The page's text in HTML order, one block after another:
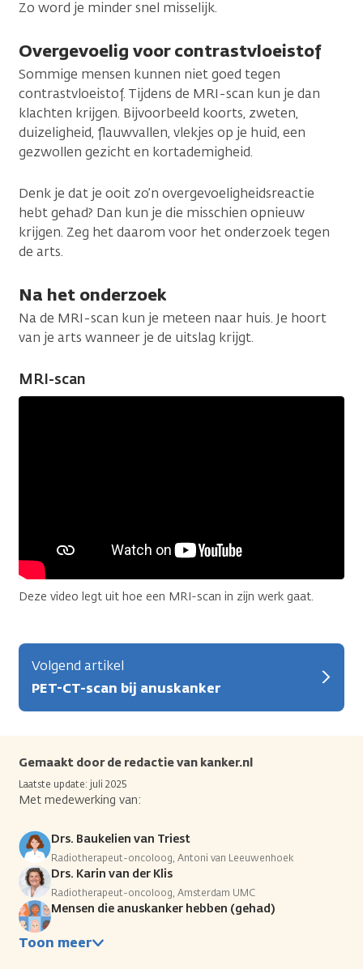
Zo word je minder snel misselijk.
Overgevoelig voor contrastvloeistof
Sommige mensen kunnen niet goed tegen
contrastvloeistof. Tijdens de MRI-scan kun je dan
klachten krijgen. Bijvoorbeeld koorts, zweten,
duizeligheid, flauwvallen, vlekjes op je huid, een
gezwollen gezicht en kortademigheid.
Denk je dat je ooit zo’n overgevoeligheidsreactie
hebt gehad? Dan kun je die misschien opnieuw
krijgen. Zeg het daarom voor het onderzoek tegen
de arts.
Na het onderzoek
Na de MRI-scan kun je meteen naar huis. Je hoort
van je arts wanneer je de uitslag krijgt.
MRI-scan
Deze video legt uit hoe een MRI-scan in zijn werk gaat.
Volgend artikel
PET-CT-scan bij anuskanker
Gemaakt door de redactie van kanker.nl
Laatste update: juli 2025
Met medewerking van:
Drs. Baukelien van Triest
Radiotherapeut-oncoloog, Antoni van Leeuwenhoek
Drs. Karin van der Klis
Radiotherapeut-oncoloog, Amsterdam UMC
Mensen die anuskanker hebben (gehad)
Toon meer